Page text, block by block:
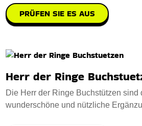
PRÜFEN SIE ES AUS
Herr der Ringe
Die Herr der Ringe Buchstützen sind
wunderschöne und nützliche